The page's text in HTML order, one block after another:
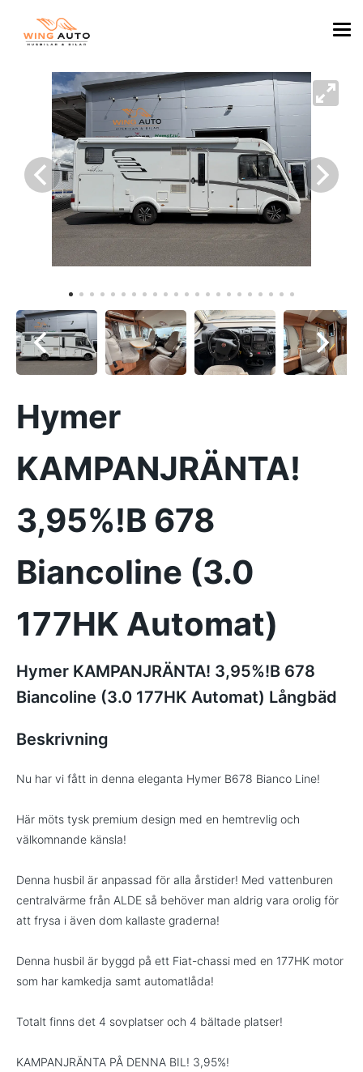
Hymer
KAMPANJRÄNTA!
3,95%!B 678
Biancoline (3.0
177HK Automat)
Hymer KAMPANJRÄNTA! 3,95%!B 678
Biancoline (3.0 177HK Automat) Långbäd
Beskrivning
Nu har vi fått in denna eleganta Hymer B678 Bianco Line!
Här möts tysk premium design med en hemtrevlig och
välkomnande känsla!
Denna husbil är anpassad för alla årstider! Med vattenburen
centralvärme från ALDE så behöver man aldrig vara orolig för
att frysa i även dom kallaste graderna!
Denna husbil är byggd på ett Fiat-chassi med en 177HK motor
som har kamkedja samt automatlåda!
Totalt finns det 4 sovplatser och 4 bältade platser!
KAMPANJRÄNTA PÅ DENNA BIL! 3,95%!